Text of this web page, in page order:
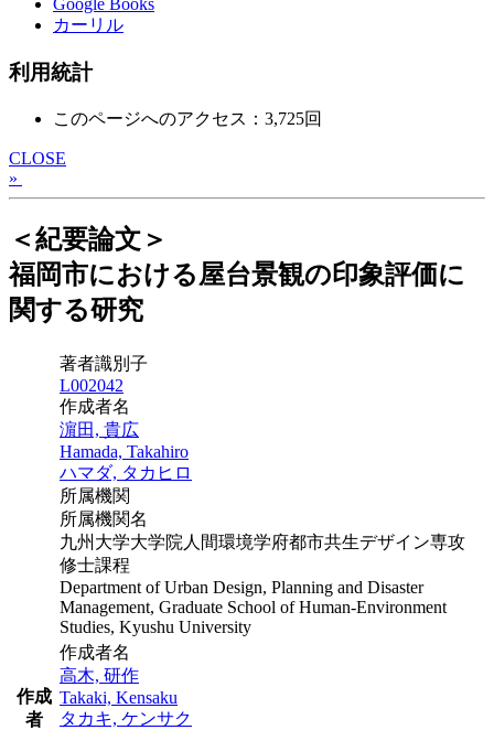
Google Books
カーリル
利用統計
このページへのアクセス：3,725回
CLOSE
»
＜紀要論文＞
福岡市における屋台景観の印象評価に
関する研究
作成
者
著者識別子
L002042
作成者名
濵田, 貴広
Hamada, Takahiro
ハマダ, タカヒロ
所属機関
所属機関名
九州大学大学院人間環境学府都市共生デザイン専攻
修士課程
Department of Urban Design, Planning and Disaster
Management, Graduate School of Human-Environment
Studies, Kyushu University
作成者名
高木, 研作
Takaki, Kensaku
タカキ, ケンサク